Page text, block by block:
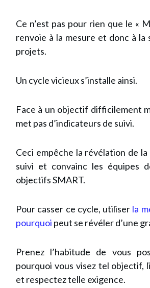
Ce n’est pas pour rien que le «
renvoie à la mesure et donc à la
projets.
Un cycle vicieux s’installe ainsi.
Face à un objectif difficilement
met pas d’indicateurs de suivi.
Ceci empêche la révélation de
suivi et convainc les équipes
objectifs SMART.
Pour casser ce cycle, utiliser la
pourquoi peut se révéler d’une
Prenez l’habitude de vous
pourquoi vous visez tel objectif,
et respectez telle exigence.